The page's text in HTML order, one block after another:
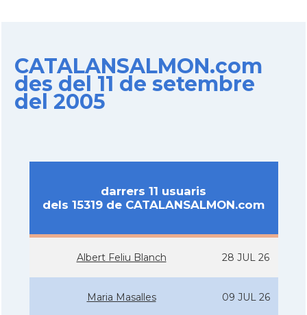
CATALANSALMON.com
des del 11 de setembre
del 2005
darrers 11 usuaris
dels 15319 de CATALANSALMON.com
Albert Feliu Blanch 28 JUL 26
Maria Masalles 09 JUL 26